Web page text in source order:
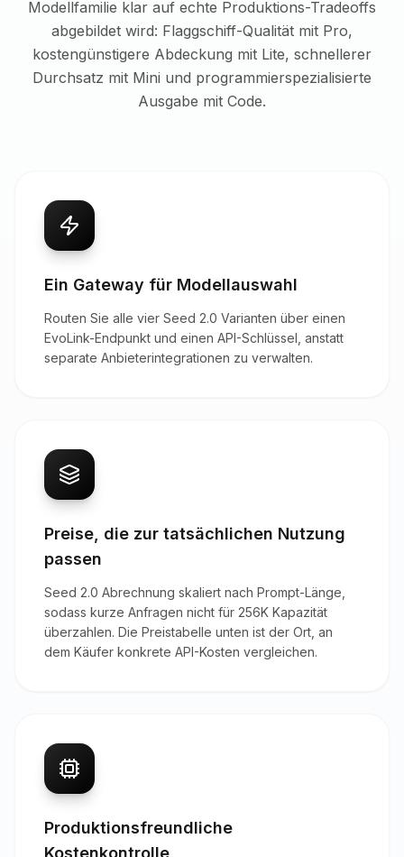
Modellfamilie klar auf echte Produktions-Tradeoffs
abgebildet wird: Flaggschiff-Qualität mit Pro,
kostengünstigere Abdeckung mit Lite, schnellerer
Durchsatz mit Mini und programmierspezialisierte
Ausgabe mit Code.
Ein Gateway für Modellauswahl
Routen Sie alle vier Seed 2.0 Varianten über einen
EvoLink-Endpunkt und einen API-Schlüssel, anstatt
separate Anbieterintegrationen zu verwalten.
Preise, die zur tatsächlichen Nutzung
passen
Seed 2.0 Abrechnung skaliert nach Prompt-Länge,
sodass kurze Anfragen nicht für 256K Kapazität
überzahlen. Die Preistabelle unten ist der Ort, an
dem Käufer konkrete API-Kosten vergleichen.
Produktionsfreundliche
Kostenkontrolle